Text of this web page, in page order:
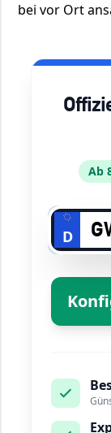
bei vor Ort
Ab
D